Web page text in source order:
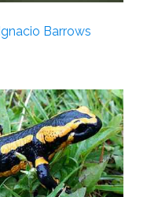
Ignacio Barrows